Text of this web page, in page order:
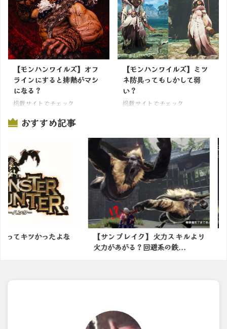
【モンハンワイルズ】オフ
ラインにすると排熱がマシ
になる？
掲載サイトでチェック
【モンハンワイルズ】ミツ
ネ防具ってもしかして弱
い？
掲載サイトでチェック
おすすめ記事
ったよな
【サンブレイク】火力スキルより
火力があがる？回避系の鉄...
今日の古